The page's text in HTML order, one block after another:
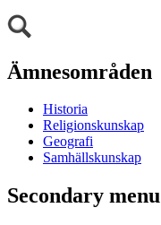
Ämnesområden
Historia
Religionskunskap
Geografi
Samhällskunskap
Secondary menu